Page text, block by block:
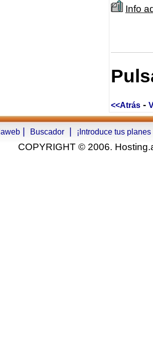
Info
<<Atrás -
Buscador ¡Introduce tus
COPYRIGHT © 2006.